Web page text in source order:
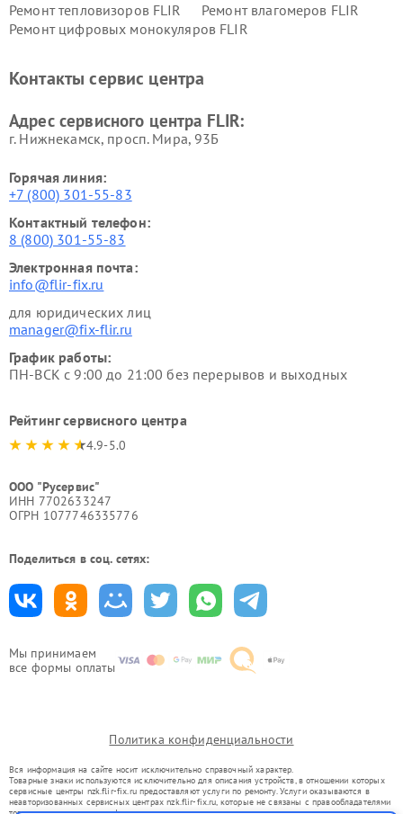
Мы принимаем
все формы оплаты
Ремонт тепловизоров FLIR
Ремонт влагомеров FLIR
Ремонт цифровых монокуляров FLIR
Контакты сервис центра
Адрес сервисного центра FLIR:
г. Нижнекамск, просп. Мира, 93Б
Горячая линия:
+7 (800) 301-55-83
Контактный телефон:
8 (800) 301-55-83
Электронная почта:
info@flir-fix.ru
для юридических лиц
manager@fix-flir.ru
График работы:
ПН-ВСК с 9:00 до 21:00 без перерывов и выходных
Рейтинг сервисного центра
4.9-5.0
ООО "Русервис"
ИНН 7702633247
ОГРН 1077746335776
Поделиться в соц. сетях:
Политика конфиденциальности
Вся информация на сайте носит исключительно справочный характер.
Товарные знаки используются исключительно для описания устройств, в отношении которых
сервисные центры nzk.flir-fix.ru предоставляют услуги по ремонту. Услуги оказываются в
неавторизованных сервисных центрах nzk.flir-fix.ru, которые не связаны с правообладателями